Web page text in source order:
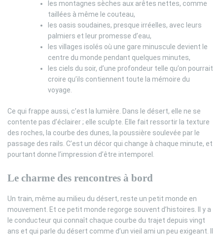
les montagnes sèches aux arêtes nettes, comme
taillées à même le couteau,
les oasis soudaines, presque irréelles, avec leurs
palmiers et leur promesse d’eau,
les villages isolés où une gare minuscule devient le
centre du monde pendant quelques minutes,
les ciels du soir, d’une profondeur telle qu’on pourrait
croire qu’ils contiennent toute la mémoire du
voyage.
Ce qui frappe aussi, c’est la lumière. Dans le désert, elle ne se
contente pas d’éclairer ; elle sculpte. Elle fait ressortir la texture
des roches, la courbe des dunes, la poussière soulevée par le
passage des rails. C’est un décor qui change à chaque minute, et
pourtant donne l’impression d’être intemporel.
Le charme des rencontres à bord
Un train, même au milieu du désert, reste un petit monde en
mouvement. Et ce petit monde regorge souvent d’histoires. Il y a
le conducteur qui connaît chaque courbe du trajet depuis vingt
ans et qui parle du désert comme d’un vieil ami un peu exigeant. Il